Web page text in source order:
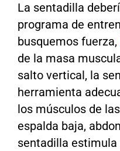
La sentadilla
programa de
busquemos fuerza,
de la masa
salto vertical, la
herramienta
los músculos de
espalda baja,
sentadilla